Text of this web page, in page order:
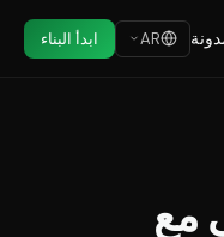
AR ابدأ البناء
مع